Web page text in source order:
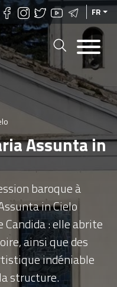
FR
Assunta in
baroque à
in Cielo
: elle abrite
ainsi que des
indéniable
structure.